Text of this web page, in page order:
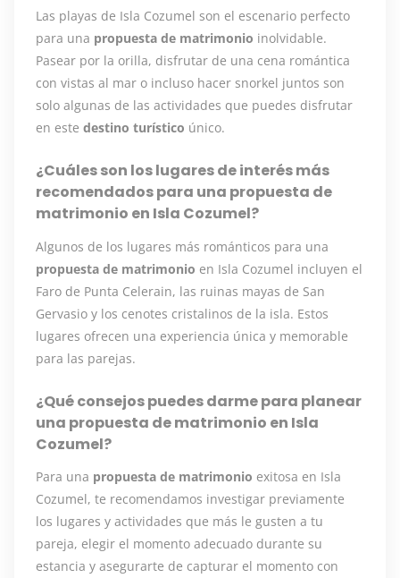
Las playas de Isla Cozumel son el escenario perfecto
para una propuesta de matrimonio inolvidable.
Pasear por la orilla, disfrutar de una cena romántica
con vistas al mar o incluso hacer snorkel juntos son
solo algunas de las actividades que puedes disfrutar
en este destino turístico único.
¿Cuáles son los lugares de interés más
recomendados para una propuesta de
matrimonio en Isla Cozumel?
Algunos de los lugares más románticos para una
propuesta de matrimonio en Isla Cozumel incluyen el
Faro de Punta Celerain, las ruinas mayas de San
Gervasio y los cenotes cristalinos de la isla. Estos
lugares ofrecen una experiencia única y memorable
para las parejas.
¿Qué consejos puedes darme para planear
una propuesta de matrimonio en Isla
Cozumel?
Para una propuesta de matrimonio exitosa en Isla
Cozumel, te recomendamos investigar previamente
los lugares y actividades que más le gusten a tu
pareja, elegir el momento adecuado durante su
estancia y asegurarte de capturar el momento con